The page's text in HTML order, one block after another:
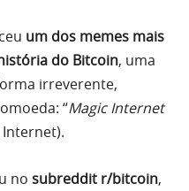
um dos memes mais
do Bitcoin, uma
irreverente,
“Magic Internet
Internet).
no subreddit r/bitcoin,